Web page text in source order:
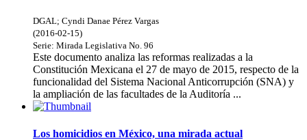
DGAL; Cyndi Danae Pérez Vargas
(2016-02-15)
Serie: Mirada Legislativa No. 96
Este documento analiza las reformas realizadas a la
Constitución Mexicana el 27 de mayo de 2015, respecto de la
funcionalidad del Sistema Nacional Anticorrupción (SNA) y
la ampliación de las facultades de la Auditoría ...
Los homicidios en México, una mirada actual